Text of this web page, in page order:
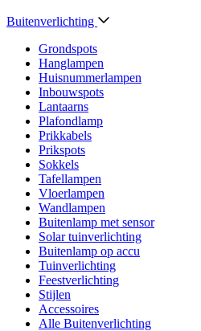
Buitenverlichting
Grondspots
Hanglampen
Huisnummerlampen
Inbouwspots
Lantaarns
Plafondlamp
Prikkabels
Prikspots
Sokkels
Tafellampen
Vloerlampen
Wandlampen
Buitenlamp met sensor
Solar tuinverlichting
Buitenlamp op accu
Tuinverlichting
Feestverlichting
Stijlen
Accessoires
Alle Buitenverlichting